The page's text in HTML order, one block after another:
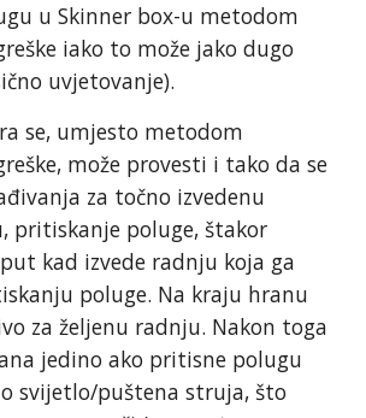
u Skinner box-u metodom
iako to može jako dugo
uvjetovanje).
se, umjesto metodom
može provesti i tako da se
za točno izvedenu
pritiskanje poluge, štakor
kad izvede radnju koja ga
poluge. Na kraju hranu
za željenu radnju. Nakon toga
jedino ako pritisne polugu
svijetlo/puštena struja, što